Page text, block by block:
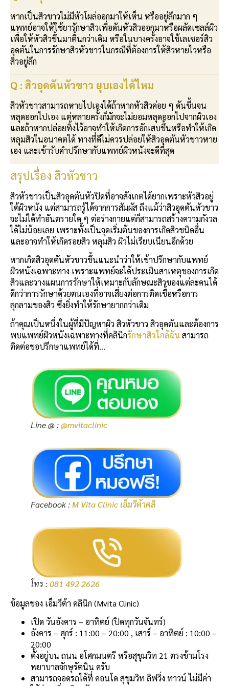
หากเป็นสิวขาวไม่มีหัวโผล่ออกมาให้เห็น หรืออยู่ลึกมาก ๆ
แพทย์อาจให้ใช้ยารักษาสิวเพื่อดันหัวสิวออกมาหรือผลัดเซลล์ผิว
เพื่อให้หัวสิวขึ้นมาตื้นกว่าเดิม หรือในบางครั้งอาจใช้เลเซอร์สิว
อุดตันในการรักษาสิวหัวขาวในกรณีที่ต้องการให้สิวหายไวหรือ
สิวอยู่ลึก
Q : สิวอุดตันหัวขาว ยุบเองได้ไหม
สิวหัวขาวสามารถหายไปเองได้ถ้าหากหัวสิวค่อย ๆ ดันขึ้นจน
หลุดออกไปเอง แต่หลายครั้งก็มักจะไม่ยอมหลุดออกไปจากผิวเอง
และถ้าหากปล่อยทิ้งไว้อาจทำให้เกิดการอักเสบขึ้นหรือทำให้เกิด
หลุมสิวในอนาคตได้ ทางที่ดีไม่ควรปล่อยให้สิวอุดตันหัวขาวหาย
เอง และเข้ารับคำปรึกษากับแพทย์ผิวหนังจะดีที่สุด
สรุปเรื่อง สิวหัวขาว
สิวหัวขาวเป็นสิวอุดตันหัวปิดที่อาจสังเกตได้ยากเพราะหัวสิวอยู่
ใต้ผิวหนัง แต่สามารถรู้ได้จากการสัมผัส ถึงแม้ว่าสิวอุดตันหัวขาว
จะไม่ได้ทำอันตรายใด ๆ ต่อร่างกายแต่ก็สามารถสร้างความกังวล
ได้ไม่น้อยเลย เพราะทั้งเป็นจุดเริ่มต้นของการเกิดสิวชนิดอื่น
และอาจทำให้เกิดรอยสิว หลุมสิว ผิวไม่เรียบเนียนอีกด้วย
หากเกิดสิวอุดตันหัวขาวขึ้นแนะนำว่าให้เข้าปรึกษากับแพทย์
ผิวหนังเฉพาะทาง เพราะแพทย์จะได้ประเมินสาเหตุของการเกิด
สิวและวางแผนการรักษาให้เหมาะกับลักษณะสิวของแต่ละคนได้
ดีกว่าการรักษาด้วยตนเองที่อาจเสี่ยงต่อการติดเชื้อหรือการ
ลุกลามของสิว ซึ่งยิ่งทำให้รักษายากกว่าเดิม
ถ้าคุณเป็นหนึ่งในผู้ที่มีปัญหาผิว สิวหัวขาว สิวอุดตันและต้องการ
พบแพทย์ผิวหนังเฉพาะทางที่คลินิกรักษาสิวใกล้ฉันสามารถ
ติดต่อขอปรึกษาแพทย์ได้ที่…
Line @ :@mvitaclinic
Facebook :M Vita Clinic เอ็มวีต้าคลิ
โทร :081 492 2626
ข้อมูลของ เอ็มวีต้า คลินิก (Mvita Clinic)
เปิด วันอังคาร – อาทิตย์ (ปิดทุกวันจันทร์)
อังคาร – ศุกร์ : 11:00 – 20:00 , เสาร์ – อาทิตย์ : 10:00 –
20:00
ตั้งอยู่บน ถนน อโศกมนตรี หรือสุขุมวิท 21 ตรงข้ามโรง
พยาบาลจักษุรัตนิน ครับ
สามารถจอดรถได้ที่ คอนโด สุขุมวิท ลิฟวิ่ง ทาวน์ ไม่มีค่า